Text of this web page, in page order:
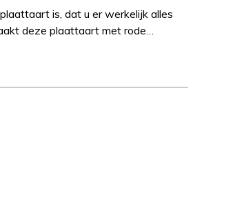
is, dat u er werkelijk alles
deze plaattaart met rode…